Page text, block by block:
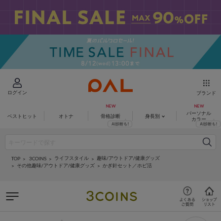
ログイン ブランド
ベストヒット オトナ 骨格診断 身長別
パーソナル
カラー
TOP 3COINS ライフスタイル
趣味/アウトドア/健康グッズ
その他趣味/アウトドア/健康グッズ
かぎ針セット／ホビ活